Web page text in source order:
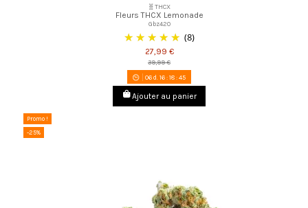
🧬THCX
Fleurs THCX Lemonade
Gbz420
(8)
27,99 €
39,99 €
06d. 16:18:44
Ajouter au panier
Promo !
-25%